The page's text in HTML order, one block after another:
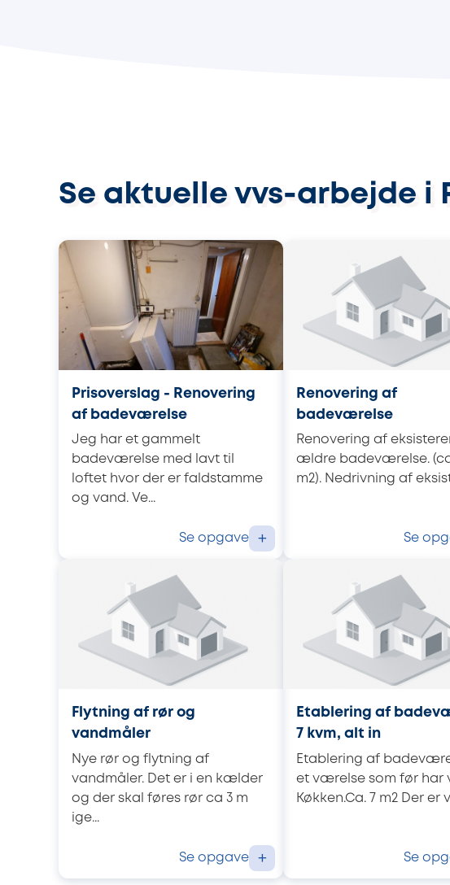
Se aktuelle vvs-arbejde i
Prisoverslag - Renovering
af badeværelse
Jeg har et gammelt
badeværelse med lavt til
loftet hvor der er faldstamme
og vand. Ve...
Se opgave +
Renovering af
badeværelse
Renovering af
ældre badeværelse.
m2). Nedrivning af
Se
Flytning af rør og
vandmåler
Nye rør og flytning af
vandmåler. Det er i en kælder
og der skal føres rør ca 3 m
ige...
Se opgave +
Etablering af
7 kvm, alt in
Etablering af
et værelse som før
Køkken.Ca. 7 m2 Der er
Se